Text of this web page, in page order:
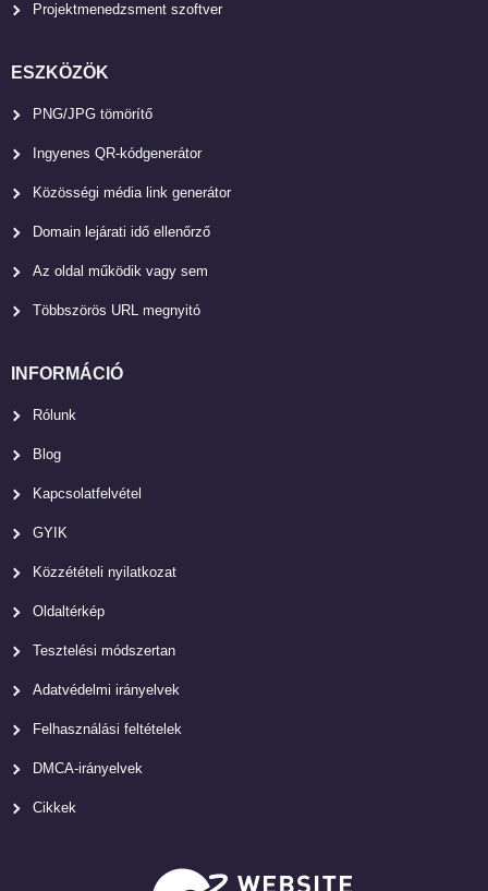
Projektmenedzsment szoftver
ESZKÖZÖK
PNG/JPG tömörítő
Ingyenes QR-kódgenerátor
Közösségi média link generátor
Domain lejárati idő ellenőrző
Az oldal működik vagy sem
Többszörös URL megnyitó
INFORMÁCIÓ
Rólunk
Blog
Kapcsolatfelvétel
GYIK
Közzétételi nyilatkozat
Oldaltérkép
Tesztelési módszertan
Adatvédelmi irányelvek
Felhasználási feltételek
DMCA-irányelvek
Cikkek